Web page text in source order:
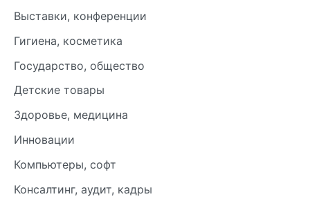
Выставки, конференции
Гигиена, косметика
Государство, общество
Детские товары
Здоровье, медицина
Инновации
Компьютеры, софт
Консалтинг, аудит, кадры